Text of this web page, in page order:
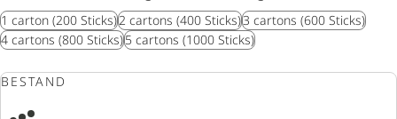
1 carton (200 Sticks)2 cartons (400 Sticks)3 cartons (600 Sticks)
4 cartons (800 Sticks)5 cartons (1000 Sticks)
BESTAND